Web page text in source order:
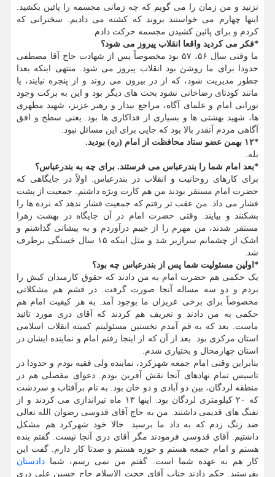
نزنید و من زمان را می گویم که چه زمانی مجسمه را پائین بکشید.
اینها چهارم می خواستند بروند که کشته می دادیم. سخنرانی که
کردم و برای پائین کشیدن مجسمه حرکت دادم.
*فکر می کردید واقعا انقلاب پیروز می شود؟
ما وقتی سال ۵۶، ۵۷ بود مخصوصاً پس از شهادت حاج آقا مصطفی
حدودا برای ما روشن بود انقلاب پیروز می شود. منتهی اینکه بعدا
چطور مدیریت شود، که از در بیرون می روند و از پنجره نیایند، یا
مانند کودتای رضاخانی نشود بحث های دیگر بود و این به برکت وجود
نورانی امام و علمای آگاه، مراجع بیدار و رهبر عزیز، شهید مطهری
ها، شهید بهشتی ها و بسیاری از فداکاری ها بود. یعنی سطح و افق
آگاهی مردم آنقدر بالا بود که جایی برای این مسائل نبود.
*۱۲ بهمن عضو ستاد محافظت از امام (ره) بودید.
بله.
*بعد امام شما را بندرعباس می فرستند. برای چه به بندرعباس؟
برای کارهای روحانیت و انقلاب در بندرعباس. اولاً در جایگاهی که
حضرت امام مستقر بودند من هم کارت ویژه داشتم. جمعیت از پشت
فشار می داد. من عقب تر رفتم که جمعیت فشار ندهد که نرده ها را
بشکنند و بیایند. وقتی حضرت امام در آن جایگاه در بهشت زهرا
مستقر شدند، من مهرم را از جیبم درآوردم و به پیشانی گذاشتم و
اشک از چشمانم سرازیر شد و مثل اینکه ۱۵ سال خستگی برطرف
شد.
*اولین مسئولیت شما پس از بندرعباس چه بود؟
یک حکمی هم حضرت امام به من دادند که حقوق کارمندان کیش را
بردم و دو سه مساله آنجا صورت گرفت. در قشم هم مشکلاتی
مخصوصاً برای برخی عزیزان ما بوجود آمد. به هر کیفیت امام هم
حکمی به من دادند و تعریف هم کردند که آقای دری مورد تائید
ماست. بعد که به قم آمدم نخستین مسئولیتم کمیته انقلاب اسلامی
استان مرکزی بود. بعد از آن که از اینجا رفتم امام و نماینده ایشان در
استان چهارمحال و بختیاری شدم.
بنابراین وقتی امام جمعه شهرکرد، نماینده ولی فقیه بودم و حدودا در
تاسیس تمام نهادهای آنجا نقش آفرین بودم. دعوای مفصلی هم در
منطقه لردگان، بین دو آبادی و دو خان بود. به نام برآفتاب و سردشت
که ۲۰ کیلومتری لردگان بود. اینها ۱۳ ماه تیراندازی می کردند و از
تفنگ های قدیمی داشتند. من به حاج آقای قدوسی رضوان الله تعالی
ضد زنگ زدم که به داد ما برسید. حالا خود شهرکرد هم مشکل
داشتیم. آقای قدوسی فرمودند مگر آقای دری آنجا نیست. گفتم بنده
هستم و امام جمعه هستم و حوزه هستم و صدتا کار دارم. گفت این
کار هم به عهده شما است. گفتم من نمی رسم، شما دادستان
بفرستید. حکم دادند جناب آقای حجت الاسلام حاج حسین علی دری